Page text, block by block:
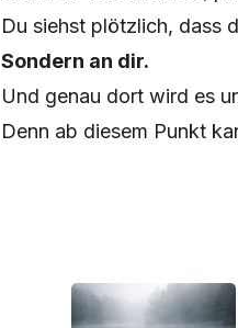
Du siehst plötzlich, dass
Sondern an dir.
Und genau dort wird es
Denn ab diesem Punkt